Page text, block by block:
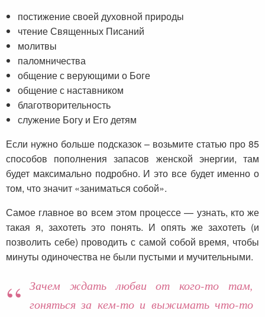
постижение своей духовной природы
чтение Священных Писаний
молитвы
паломничества
общение с верующими о Боге
общение с наставником
благотворительность
служение Богу и Его детям
Если нужно больше подсказок – возьмите статью про 85
способов пополнения запасов женской энергии, там
будет максимально подробно. И это все будет именно о
том, что значит «заниматься собой».
Самое главное во всем этом процессе — узнать, кто же
такая я, захотеть это понять. И опять же захотеть (и
позволить себе) проводить с самой собой время, чтобы
минуты одиночества не были пустыми и мучительными.
Зачем ждать любви от кого-то там,
гоняться за кем-то и выжимать что-то